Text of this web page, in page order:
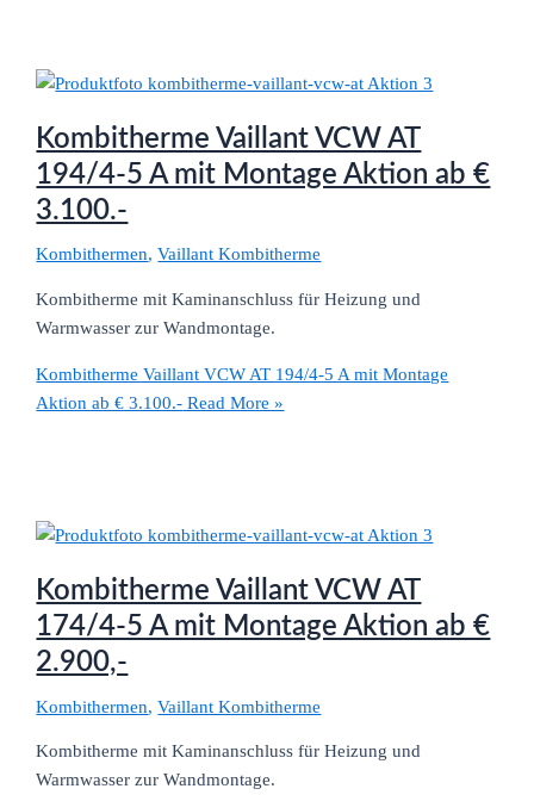
Kombitherme Vaillant VCW AT
194/4-5 A mit Montage Aktion ab €
3.100.-
Kombithermen,Vaillant Kombitherme
Kombitherme mit Kaminanschluss für Heizung und
Warmwasser zur Wandmontage.
Kombitherme Vaillant VCW AT 194/4-5 A mit Montage
Aktion ab € 3.100.- Read More »
Kombitherme Vaillant VCW AT
174/4-5 A mit Montage Aktion ab €
2.900,-
Kombithermen,Vaillant Kombitherme
Kombitherme mit Kaminanschluss für Heizung und
Warmwasser zur Wandmontage.